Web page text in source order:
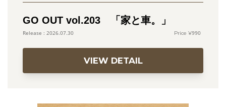
GO OUT vol.203 「家と車。」
2026.07.30 990
VIEW DETAIL